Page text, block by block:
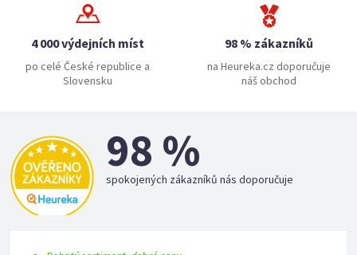
4 000 výdejních míst
po celé České republice a
Slovensku
98 % zákazníků
na Heureka.cz doporučuje
náš obchod
98 %
spokojených zákazníků nás doporučuje